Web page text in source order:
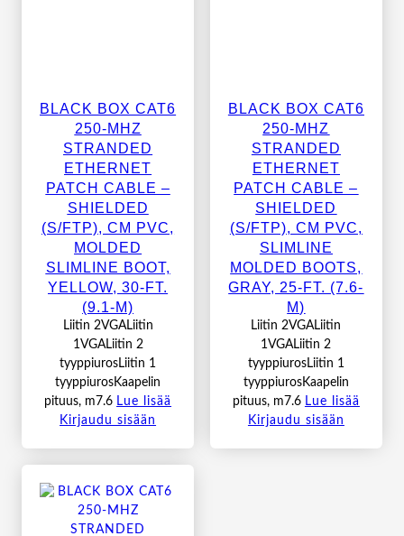
BLACK BOX CAT6
250-MHZ
STRANDED
ETHERNET
PATCH CABLE –
SHIELDED
(S/FTP), CM PVC,
MOLDED
SLIMLINE BOOT,
YELLOW, 30-FT.
(9.1-M)
Liitin 2VGALiitin
1VGALiitin 2
tyyppiurosLiitin 1
tyyppiurosKaapelin
pituus, m7.6 Lue lisää
Kirjaudu sisään
BLACK BOX CAT6
250-MHZ
STRANDED
ETHERNET
PATCH CABLE –
SHIELDED
(S/FTP), CM PVC,
SLIMLINE
MOLDED BOOTS,
GRAY, 25-FT. (7.6-
M)
Liitin 2VGALiitin
1VGALiitin 2
tyyppiurosLiitin 1
tyyppiurosKaapelin
pituus, m7.6 Lue lisää
Kirjaudu sisään